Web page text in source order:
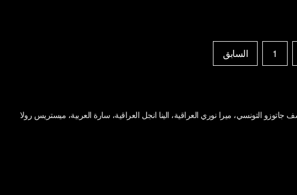
السابق 1
التونسي، ميرا نوري العراقية، الينا انجل العراقية، سارة العربية، ميستريس رولا